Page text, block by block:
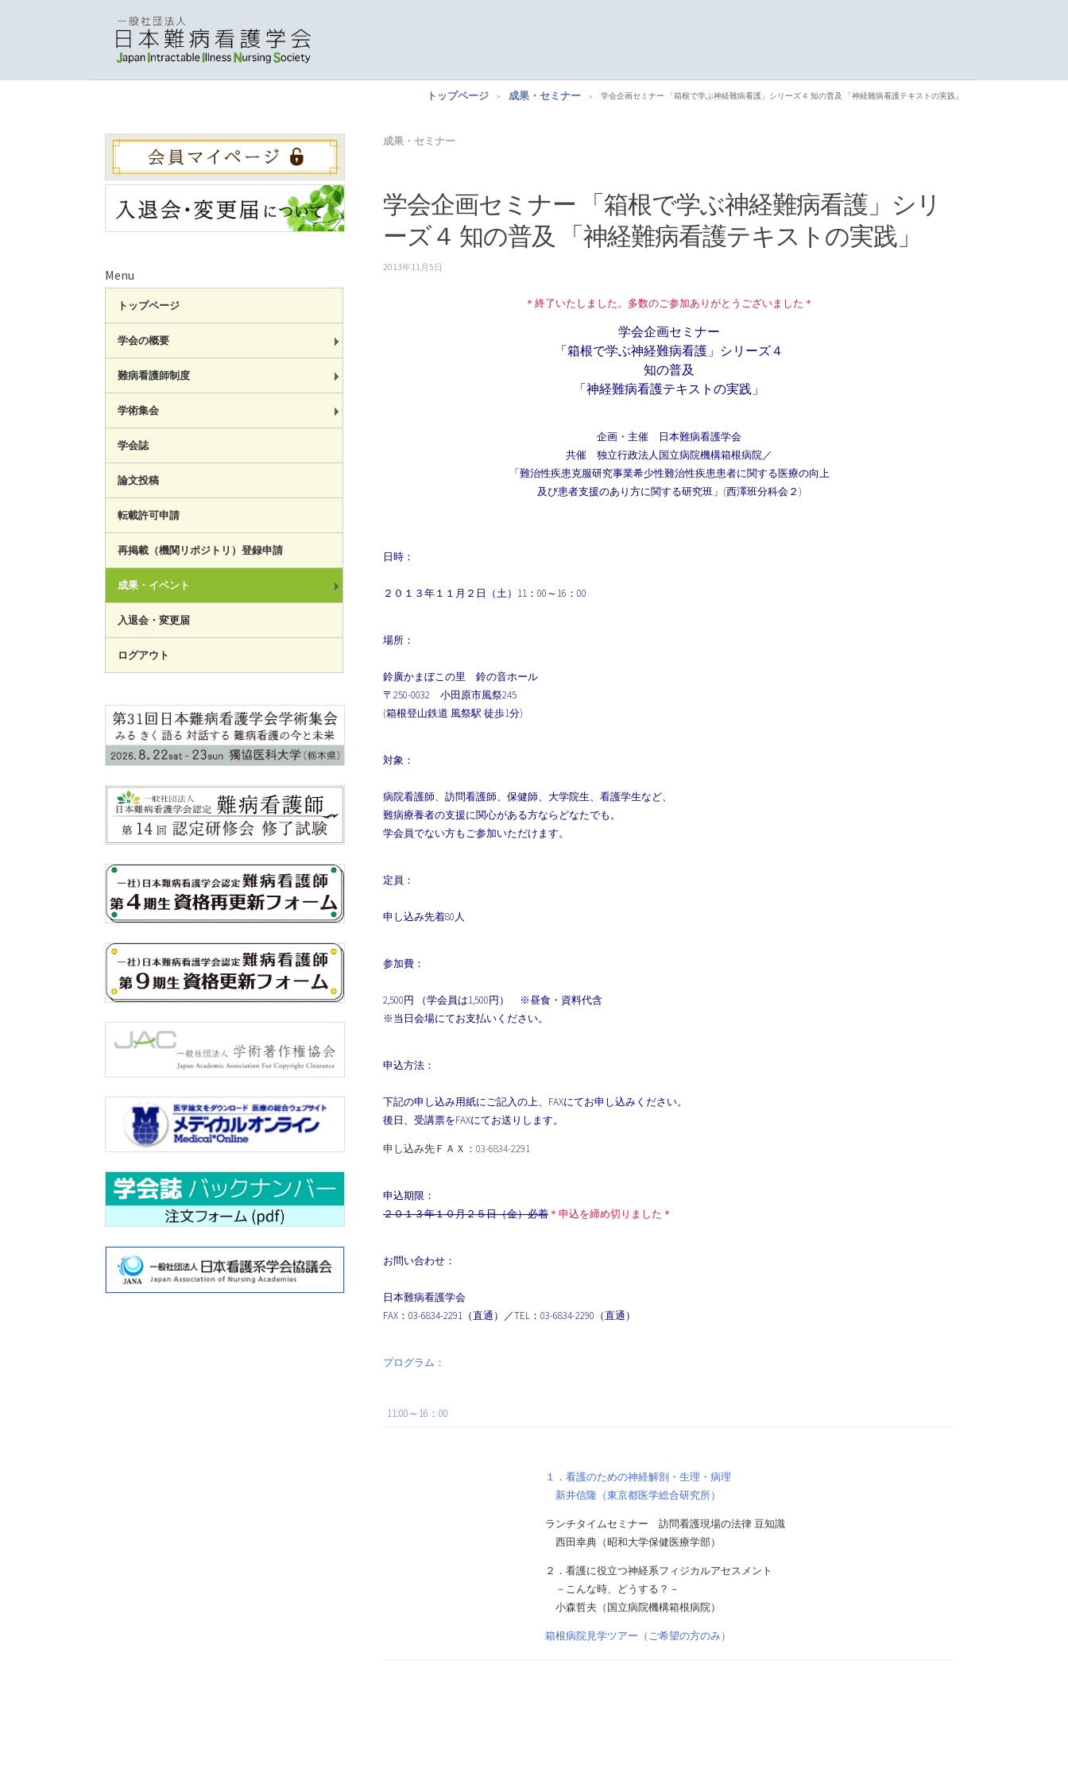
トップページ 成果・セミナー 学会企画セミナー 「箱根で学ぶ神経難病看護」シリーズ４ 知の普及 「神経難病看護テキストの実践」
成果・セミナー
学会企画セミナー 「箱根で学ぶ神経難病看護」シリ
ーズ４ 知の普及 「神経難病看護テキストの実践」
2013年11月5日
＊終了いたしました。多数のご参加ありがとうございました＊
学会企画セミナー
「箱根で学ぶ神経難病看護」シリーズ４
知の普及
「神経難病看護テキストの実践」
企画・主催 日本難病看護学会
共催 独立行政法人国立病院機構箱根病院／
「難治性疾患克服研究事業希少性難治性疾患患者に関する医療の向上
及び患者支援のあり方に関する研究班」(西澤班分科会２)
日時：
２０１３年１１月２日（土）11：00～16：00
場所：
鈴廣かまぼこの里 鈴の音ホール
〒250-0032 小田原市風祭245
(箱根登山鉄道 風祭駅 徒歩1分)
対象：
病院看護師、訪問看護師、保健師、大学院生、看護学生など、
難病療養者の支援に関心がある方ならどなたでも。
学会員でない方もご参加いただけます。
定員：
申し込み先着80人
参加費：
2,500円 （学会員は1,500円） ※昼食・資料代含
※当日会場にてお支払いください。
申込方法：
下記の申し込み用紙にご記入の上、FAXにてお申し込みください。
後日、受講票をFAXにてお送りします。
申し込み先ＦＡＸ：03-6834-2291
申込期限：
２０１３年１０月２５日（金）必着 ＊申込を締め切りました＊
お問い合わせ：
日本難病看護学会
FAX：03-6834-2291（直通）／TEL：03-6834-2290（直通）
プログラム：
11:00～16：00
１．看護のための神経解剖・生理・病理
新井信隆（東京都医学総合研究所）
ランチタイムセミナー 訪問看護現場の法律 豆知識
西田幸典（昭和大学保健医療学部）
２．看護に役立つ神経系フィジカルアセスメント
－こんな時、どうする？－
小森哲夫（国立病院機構箱根病院）
箱根病院見学ツアー（ご希望の方のみ）
Menu
トップページ
学会の概要
難病看護師制度
学術集会
学会誌
論文投稿
転載許可申請
再掲載（機関リポジトリ）登録申請
成果・イベント
入退会・変更届
ログアウト